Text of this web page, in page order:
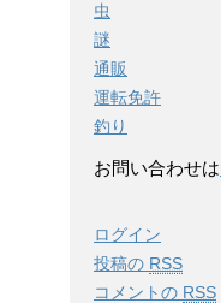
虫
謎
通販
運転免許
釣り
お問い合わせは
ログイン
投稿の RSS
コメントの RSS